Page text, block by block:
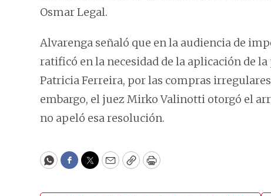
Osmar Legal.
Alvarenga señaló que en la audiencia de
ratificó en la necesidad de la aplicación de
Patricia Ferreira, por las compras
embargo, el juez Mirko Valinotti otorgó el
no apeló esa resolución.
WhatsApp
Facebook
Twitter
EmailCopyPrint